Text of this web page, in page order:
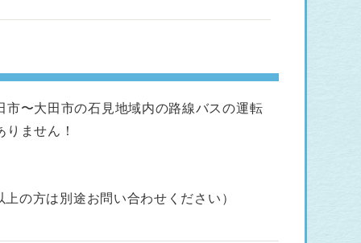
〜大田市の石見地域内の路線バスの運転
ません！
の方は別途お問い合わせください）